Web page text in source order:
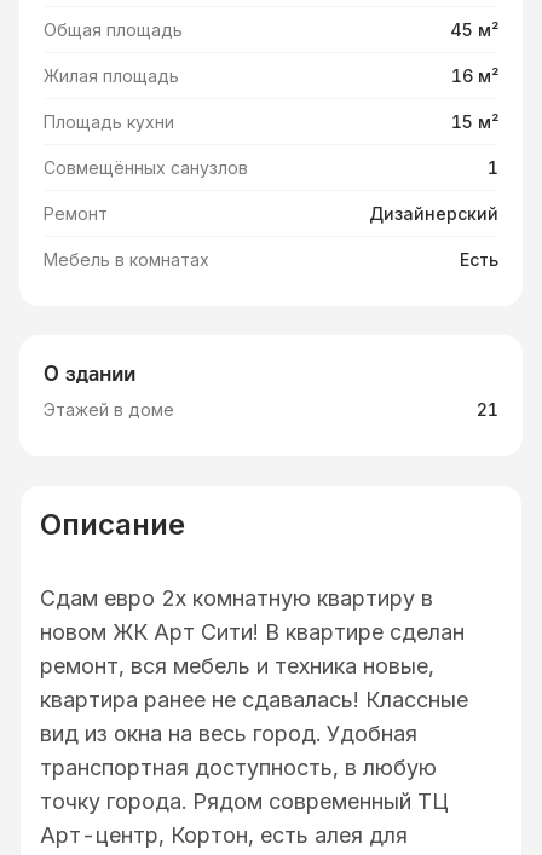
Общая площадь 45 м²
Жилая площадь 16 м²
Площадь кухни 15 м²
Совмещённых санузлов 1
Ремонт Дизайнерский
Мебель в комнатах Есть
О здании
Этажей в доме 21
Описание
Сдам евро 2х комнатную квартиру в
новом ЖК Арт Сити! В квартире сделан
ремонт, вся мебель и техника новые,
квартира ранее не сдавалась! Классные
вид из окна на весь город. Удобная
транспортная доступность, в любую
точку города. Рядом современный ТЦ
Арт-центр, Кортон, есть алея для